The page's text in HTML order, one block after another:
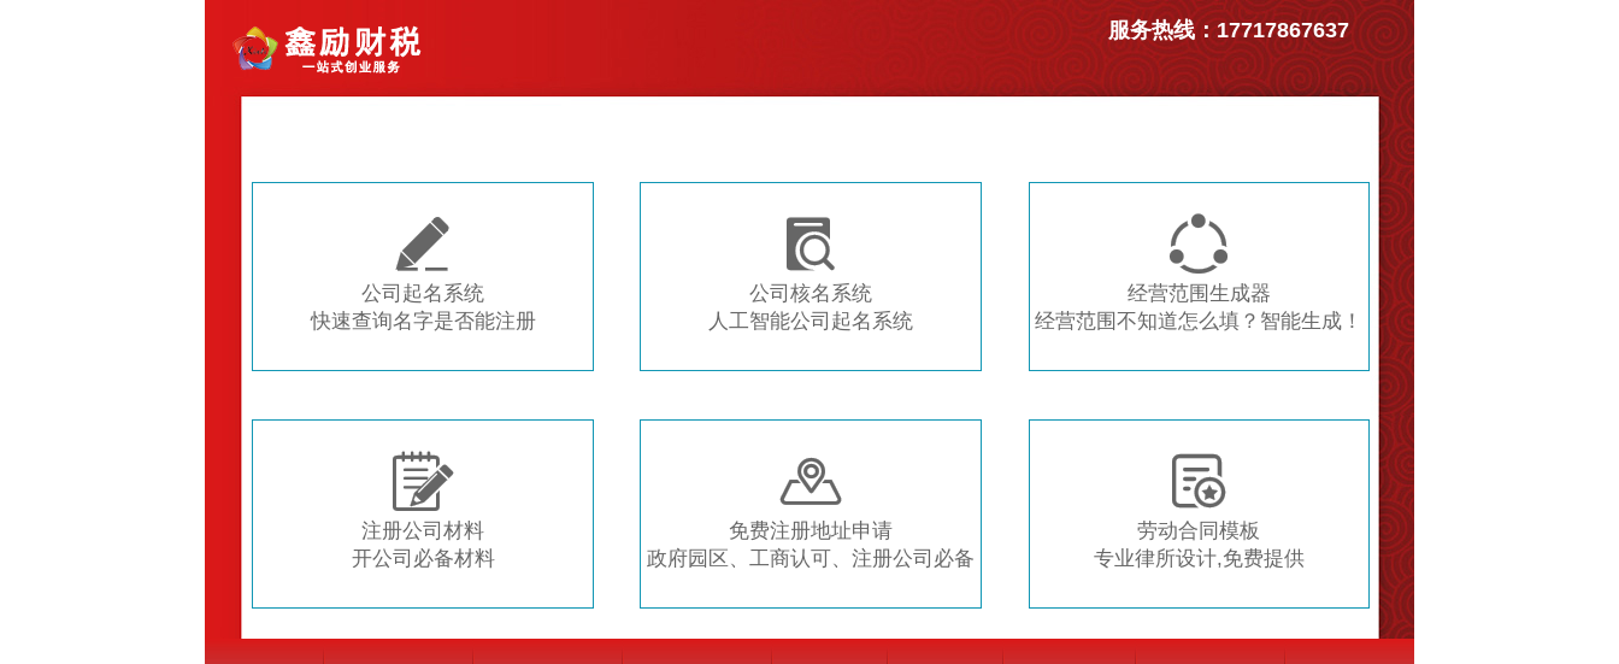

公司起名系统
快速查询名字是否能注册

公司核名系统
人工智能公司起名系统

经营范围生成器
经营范围不知道怎么填？智能生成！

注册公司材料
开公司必备材料

免费注册地址申请
政府园区、工商认可、注册公司必备

劳动合同模板
专业律所设计,免费提供
服务热线：17717867637